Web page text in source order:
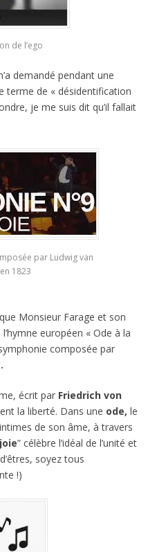
de l’ego
demandé pendant une
terme de « désidentification
je me suis dit qu’il fallait
par Ludwig van
1823
Monsieur Farage et son
européen « Ode à la
composée par
écrit par Friedrich von
la liberté. Dans une ode, le
de son âme, à travers
” célèbre l’idéal de l’unité et
soyez tous
!)